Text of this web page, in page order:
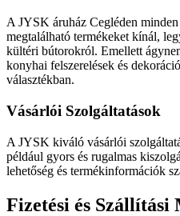
A JYSK áruház Cegléden
megtalálható termékeket kínál,
kültéri bútorokról. Emellett
konyhai felszerelések és
választékban.
Vásárlói Szolgáltatások
A JYSK kiváló vásárlói
például gyors és rugalmas
lehetőség és termékinformációk
Fizetési és Szállítási